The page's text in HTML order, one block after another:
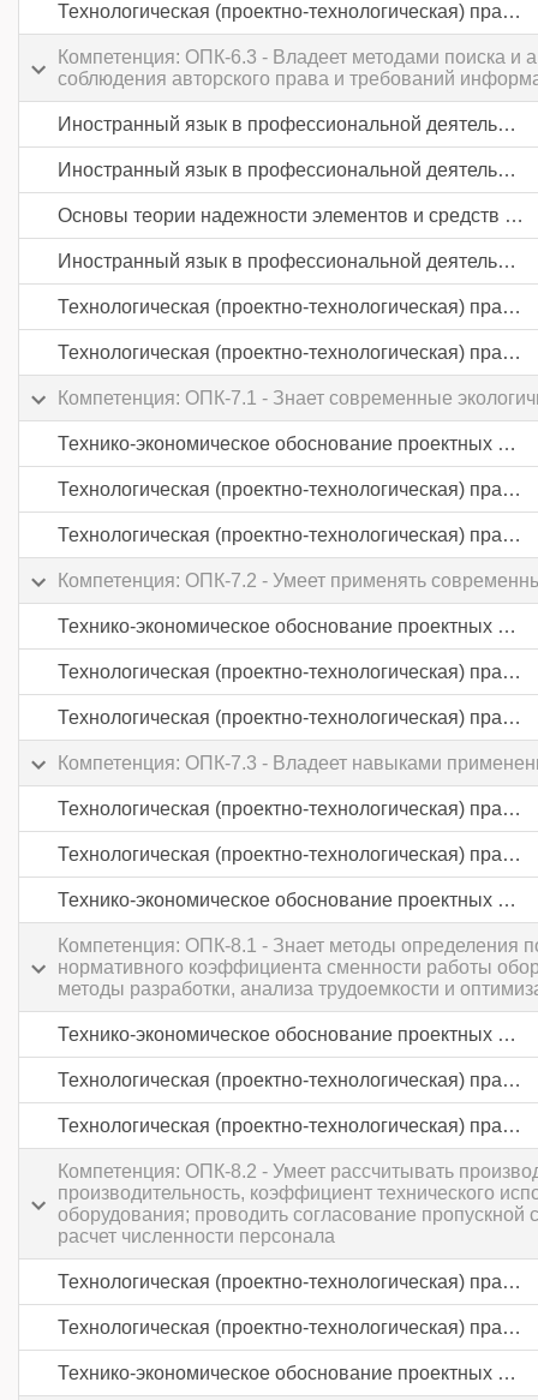
Технологическая (проектно-технологическая) практика
Компетенция: ОПК-6.3 - Владеет методами поиска и
соблюдения авторского права и требований
Иностранный язык в профессиональной деятельности
Иностранный язык в профессиональной деятельности
Основы теории надежности элементов и средств автоматики
Иностранный язык в профессиональной деятельности
Технологическая (проектно-технологическая) практика
Технологическая (проектно-технологическая) практика
Компетенция: ОПК-7.1 - Знает современные
Технико-экономическое обоснование проектных решений
Технологическая (проектно-технологическая) практика
Технологическая (проектно-технологическая) практика
Компетенция: ОПК-7.2 - Умеет применять
Технико-экономическое обоснование проектных решений
Технологическая (проектно-технологическая) практика
Технологическая (проектно-технологическая) практика
Компетенция: ОПК-7.3 - Владеет навыками
Технологическая (проектно-технологическая) практика
Технологическая (проектно-технологическая) практика
Технико-экономическое обоснование проектных решений
Компетенция: ОПК-8.1 - Знает методы определения
нормативного коэффициента сменности работы
методы разработки, анализа трудоемкости и
Технико-экономическое обоснование проектных решений
Технологическая (проектно-технологическая) практика
Технологическая (проектно-технологическая) практика
Компетенция: ОПК-8.2 - Умеет рассчитывать
производительность, коэффициент технического
оборудования; проводить согласование
расчет численности персонала
Технологическая (проектно-технологическая) практика
Технологическая (проектно-технологическая) практика
Технико-экономическое обоснование проектных решений